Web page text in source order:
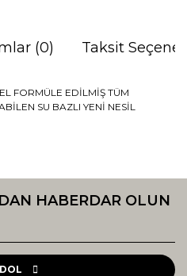
(0) Taksit
FORMÜLE EDİLMİŞ TÜM
SU BAZLI YENİ NESİL
noktaları öneri formunu
ederiz.
görüntülenemiyor.
bulunuyor.
HABERDAR OLUN